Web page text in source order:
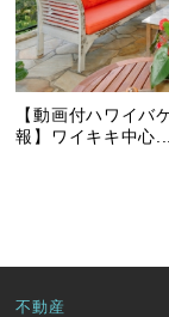
【動画付ハワイバ
報】ワイキキ中心...
不動産